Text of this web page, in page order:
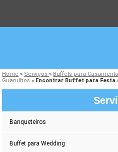
Home » Serviços» Buffets para
Guarulhos» Encontrar Buffet para Festa
Banqueteiros
Buffet para Wedding